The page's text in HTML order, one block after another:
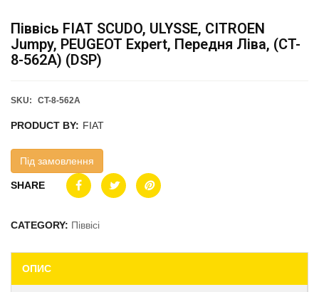
Піввісь FIAT SCUDO, ULYSSE, CITROEN
Jumpy, PEUGEOT Expert, Передня Ліва, (CT-
8-562A) (DSP)
SKU: CT-8-562A
PRODUCT BY: FIAT
Під замовлення
SHARE
CATEGORY: Піввісі
ОПИС